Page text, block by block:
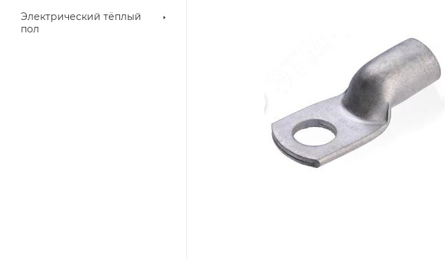
Электрический тёплый
пол